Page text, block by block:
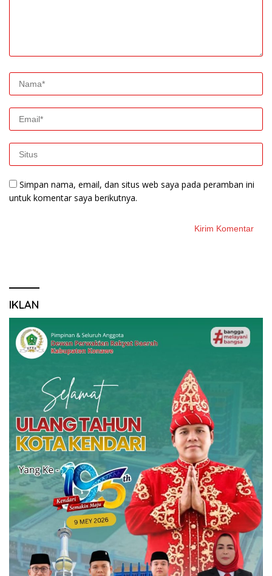
Simpan nama, email, dan situs web saya pada peramban ini
untuk komentar saya berikutnya.
IKLAN